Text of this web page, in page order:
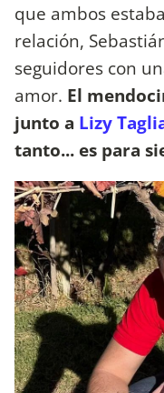
que ambos
relación,
seguidores con
amor. El
junto a Lizy
tanto... es para